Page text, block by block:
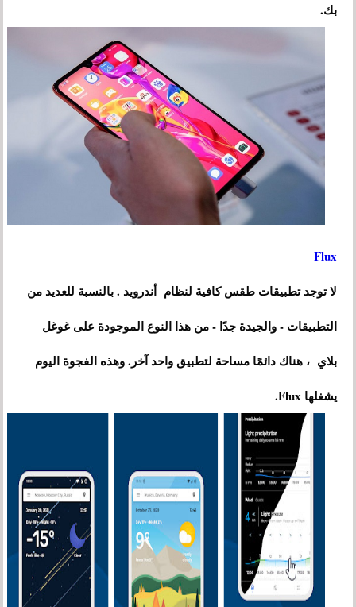
بك.
Flux
لا توجد تطبيقات طقس كافية لنظام أندرويد . بالنسبة للعديد من
التطبيقات - والجيدة جدًا - من هذا النوع الموجودة على غوغل
بلاي ، هناك دائمًا مساحة لتطبيق واحد آخر. وهذه الفجوة اليوم
يشغلها Flux.